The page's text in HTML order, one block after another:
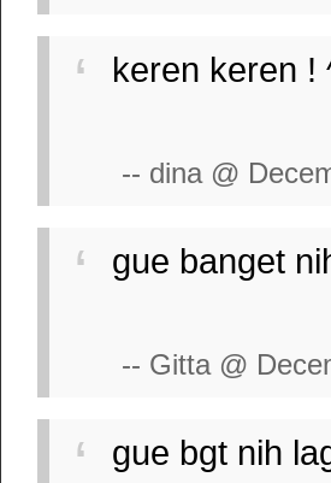
keren keren !
-- dina @
gue banget
-- Gitta @
gue bgt nih